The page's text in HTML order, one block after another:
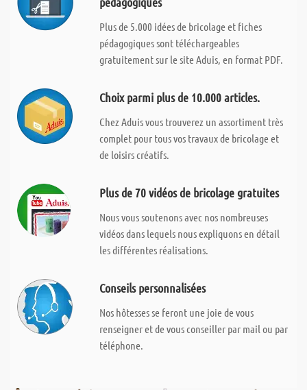
Plus de 5.000 idées de bricolage et fiches
pédagogiques sont téléchargeables
gratuitement sur le site Aduis, en format PDF.
Choix parmi plus de 10.000 articles.
Chez Aduis vous trouverez un assortiment très
complet pour tous vos travaux de bricolage et
de loisirs créatifs.
Plus de 70 vidéos de bricolage gratuites
Nous vous soutenons avec nos nombreuses
vidéos dans lequels nous expliquons en détail
les différentes réalisations.
Conseils personnalisées
Nos hôtesses se feront une joie de vous
renseigner et de vous conseiller par mail ou par
téléphone.